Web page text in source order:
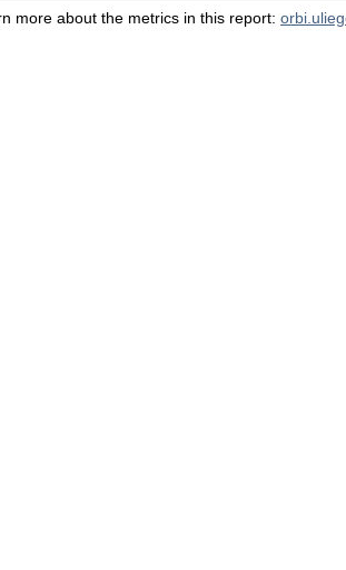
more about the metrics in this report: